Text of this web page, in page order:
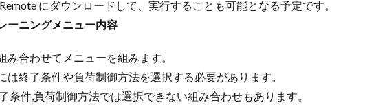
にダウンロードして、実行することも可能となる予定です。
ーニングメニュー内容
み合わせてメニューを組みます。
は終了条件や負荷制御方法を選択する必要があります。
条件,負荷制御方法では選択できない組み合わせもあります。